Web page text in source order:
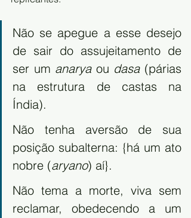
Não se apegue a esse desejo
de sair do assujeitamento de
ser um anarya ou dasa (párias
na estrutura de castas na
Índia).
Não tenha aversão de sua
posição subalterna: {há um ato
nobre (aryano) aí}.
Não tema a morte, viva sem
reclamar, obedecendo a um